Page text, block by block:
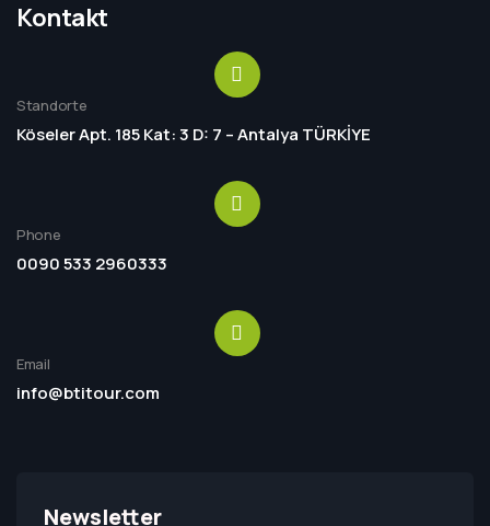
Kontakt
Standorte
Köseler Apt. 185 Kat: 3 D: 7 – Antalya TÜRKİYE
Phone
0090 533 2960333
Email
info@btitour.com
Newsletter